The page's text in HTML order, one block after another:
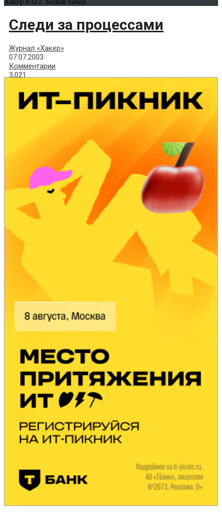
Хакер #322. Белый хакер
Следи за процессами
Журнал «Хакер»
07.07.2003
Комментарии
3,021